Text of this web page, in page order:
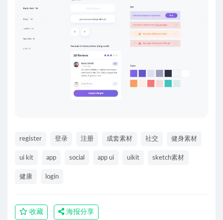
register 登录 注册 成套素材 社交 健身素材
ui kit app social app ui uikit sketch素材
健康 login
收藏 海报分享